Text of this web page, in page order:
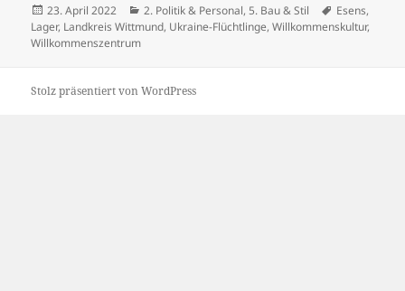
Veröffentlicht
am
23. April 2022 Kategorien
2. Politik & Personal,5. Bau & Stil Schlagwörter
Esens,
Lager, Landkreis Wittmund, Ukraine-Flüchtlinge,Willkommenskultur,
Willkommenszentrum
Stolz präsentiert von WordPress